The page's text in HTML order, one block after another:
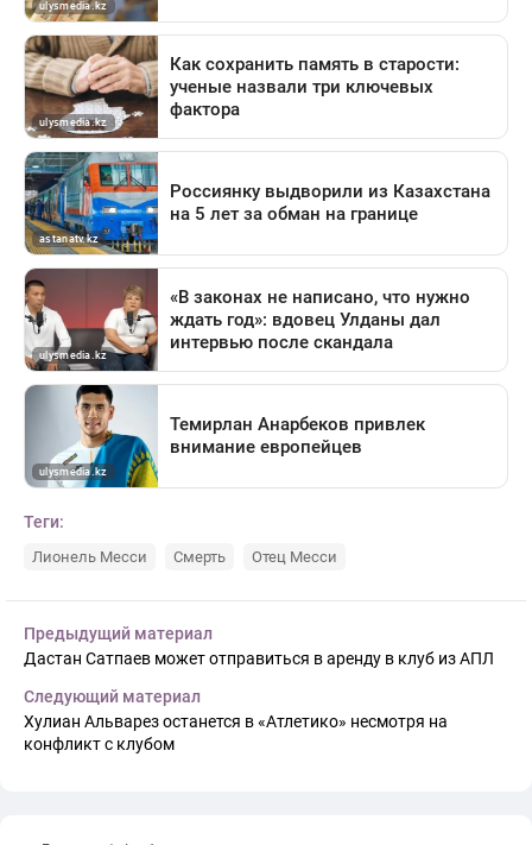
Теги:
Лионель Месси Смерть Отец Месси
Предыдущий материал
Дастан Сатпаев может отправиться в аренду в клуб из АПЛ
Следующий материал
Хулиан Альварез останется в «Атлетико» несмотря на
конфликт с клубом